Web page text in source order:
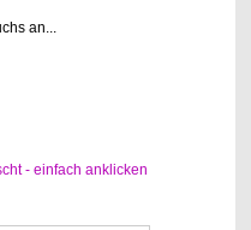
an...
- einfach anklicken